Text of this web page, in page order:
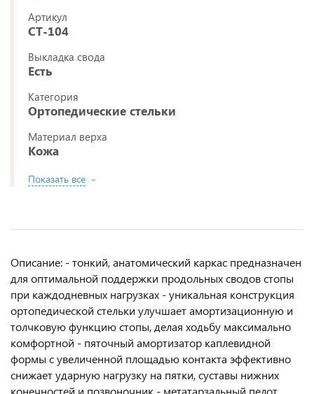
Артикул
СТ-104
Выкладка свода
Есть
Категория
Ортопедические стельки
Материал верха
Кожа
Показать все
Описание: - тонкий, анатомический каркас предназначен
для оптимальной поддержки продольных сводов стопы
при каждодневных нагрузках - уникальная конструкция
ортопедической стельки улучшает амортизационную и
толчковую функцию стопы, делая ходьбу максимально
комфортной - пяточный амортизатор каплевидной
формы с увеличенной площадью контакта эффективно
снижает ударную нагрузку на пятки, суставы нижних
конечностей и позвоночник - метатарзальный пелот